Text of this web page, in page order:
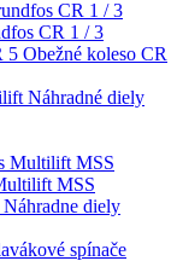
CR 1 / 3
Obežné koleso CR
Náhradné diely
MSS
Náhradne diely
spínače